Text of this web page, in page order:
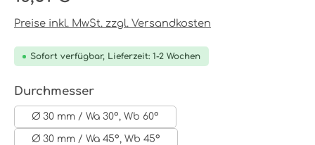
Preise inkl. MwSt. zzgl. Versandkosten
Sofort verfügbar, Lieferzeit: 1-2 Wochen
Durchmesserauswählen
Ø 30 mm / Wa 30°, Wb 60°
Ø 30 mm / Wa 45°, Wb 45°